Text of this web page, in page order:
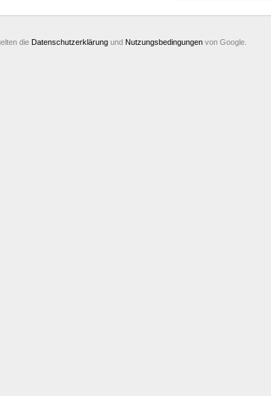
die Datenschutzerklärung und Nutzungsbedingungen von Google.